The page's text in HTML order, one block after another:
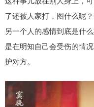
了还被人家打，图什么呢
另一个人的感情到底是什
是在明知自己会受伤的情
护对方。